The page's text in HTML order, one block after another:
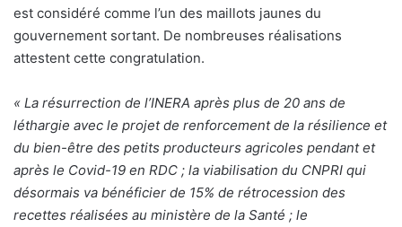
est considéré comme l’un des maillots jaunes du
gouvernement sortant. De nombreuses réalisations
attestent cette congratulation.
« La résurrection de l’INERA après plus de 20 ans de
léthargie avec le projet de renforcement de la résilience et
du bien-être des petits producteurs agricoles pendant et
après le Covid-19 en RDC ; la viabilisation du CNPRI qui
désormais va bénéficier de 15% de rétrocession des
recettes réalisées au ministère de la Santé ; le